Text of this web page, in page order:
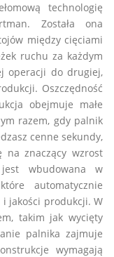
technologię
Została ona
między cięciami
ruchu za każdym
operacji do drugiej,
Oszczędność
obejmuje małe
razem, gdy palnik
cenne sekundy,
na znaczący wzrost
wbudowana w
automatycznie
jakości produkcji. W
takim jak wycięty
palnika zajmuje
wymagają